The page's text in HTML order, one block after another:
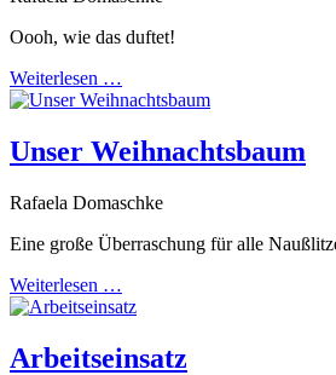
Oooh, wie das duftet!
Weiterlesen …
Unser Weihnachtsbaum
Rafaela Domaschke
Eine große Überraschung für alle
Weiterlesen …
Arbeitseinsatz